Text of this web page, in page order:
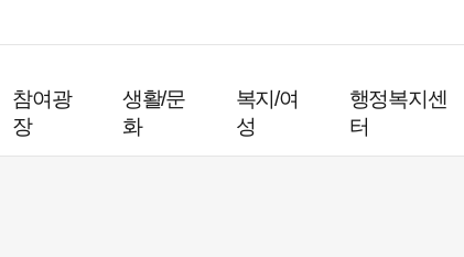
참여광
장
생활/문
화
복지/여
성
행정복지센
터